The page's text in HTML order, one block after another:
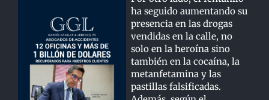
ha seguido aumentando su
presencia en las drogas
vendidas en la calle, no
solo en la heroína sino
también en la cocaína, la
metanfetamina y las
pastillas falsificadas.